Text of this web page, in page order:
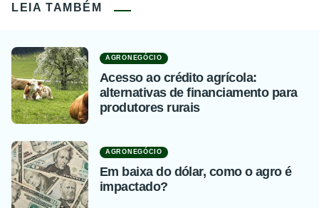
LEIA TAMBÉM
AGRONEGÓCIO
Acesso ao crédito agrícola:
alternativas de financiamento para
produtores rurais
AGRONEGÓCIO
Em baixa do dólar, como o agro é
impactado?